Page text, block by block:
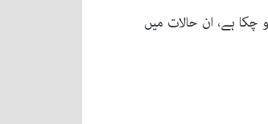
سے مہنگائی بڑھی ہے، اس سے عام ملازم کی ‘ٹینشن’ میں 200 فیصد اضافہ ہو چکا ہے، ان حالات میں